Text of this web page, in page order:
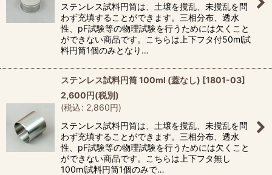
ステンレス試料円筒は、土壌を撹乱、未撹乱を問
わず充填することができます。三相分布、透水
性、pF試験等の物理試験を行うためには欠くこと
ができない商品です。こちらは上下フタ付50ml試
料円筒1個のみとなり…
ステンレス試料円筒 100ml (蓋なし) [1801-03]
2,600円(税別)
(税込: 2,860円)
ステンレス試料円筒は、土壌を撹乱、未撹乱を問
わず充填することができます。三相分布、透水
性、pF試験等の物理試験を行うためには欠くこと
ができない商品です。こちらは上下フタ無し
100ml試料円筒1個のみで…